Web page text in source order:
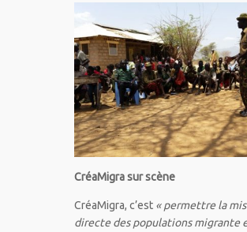
CréaMigra sur scène
CréaMigra, c’est « permettre la
directe des populations migrante